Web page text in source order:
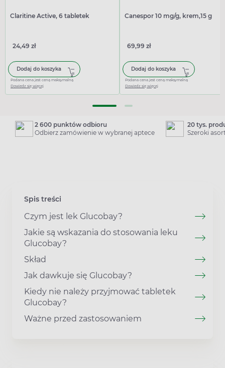
Claritine Active, 6 tabletek
24,49 zł
Dodaj do koszyka
Podana cena jest ceną maksymalną
Dowiedz się więcej
Canespor 10 mg/g, krem,15 g
69,99 zł
Dodaj do koszyka
Podana cena jest ceną maksymalną
Dowiedz się więcej
2 600 punktów odbioru
Odbierz zamówienie w wybranej aptece
20 tys.
Szeroki
Spis treści
Czym jest lek Glucobay?
Jakie są wskazania do stosowania leku
Glucobay?
Skład
Jak dawkuje się Glucobay?
Kiedy nie należy przyjmować tabletek
Glucobay?
Ważne przed zastosowaniem